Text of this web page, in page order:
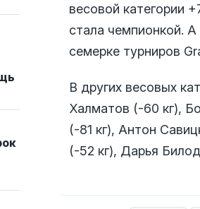
весовой категории
стала чемпионкой. А
семерке турниров
В других весовых
Халматов (-60 кг),
(-81 кг), Антон
(-52 кг), Дарья